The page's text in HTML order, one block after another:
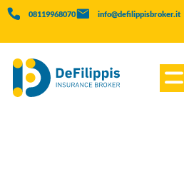
08119968070 info@defilippisbroker.it